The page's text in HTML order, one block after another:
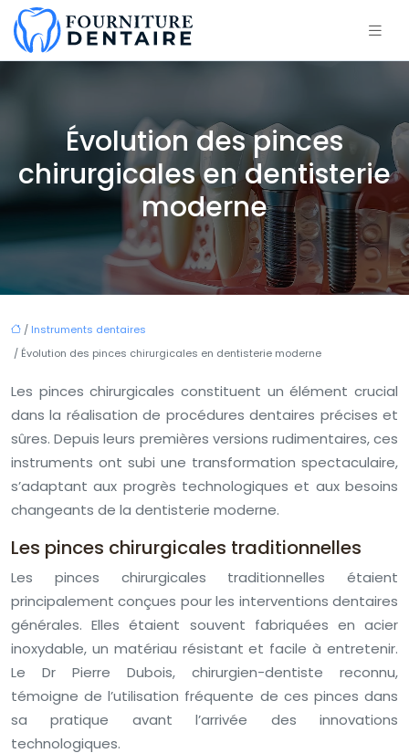
Évolution des pinces
chirurgicales en dentisterie
moderne
/ Instruments dentaires
/ Évolution des pinces chirurgicales en dentisterie moderne
Les pinces chirurgicales constituent un élément crucial
dans la réalisation de procédures dentaires précises et
sûres. Depuis leurs premières versions rudimentaires, ces
instruments ont subi une transformation spectaculaire,
s’adaptant aux progrès technologiques et aux besoins
changeants de la dentisterie moderne.
Les pinces chirurgicales traditionnelles
Les pinces chirurgicales traditionnelles étaient
principalement conçues pour les interventions dentaires
générales. Elles étaient souvent fabriquées en acier
inoxydable, un matériau résistant et facile à entretenir.
Le Dr Pierre Dubois, chirurgien-dentiste reconnu,
témoigne de l’utilisation fréquente de ces pinces dans
sa pratique avant l’arrivée des innovations
technologiques.